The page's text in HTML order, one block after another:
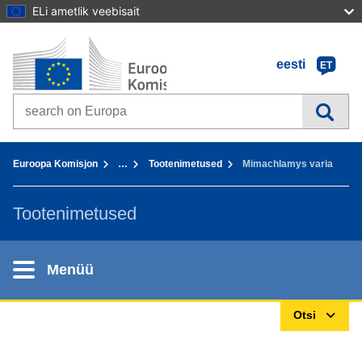
ELi ametlik veebisait
Sisusse
Avaleht - Euroopa Komisjon
eesti
ET
Search on Europa websites
Euroopa Komisjon … Tootenimetused Mimachlamys varia
Tootenimetused
Menüü
Otsi